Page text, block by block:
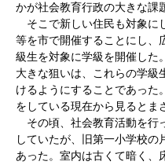
かが社会教育行政の大きな課
そこで新しい住民も対象に
等を市で開催することにし、
級生を対象に学級を開催した
大きな狙いは、これらの学級
けるようにすることであった
をしている現在から見るとま
その頃、社会教育活動を行
していたが、旧第一小学校
あった。室内は古くて暗く、